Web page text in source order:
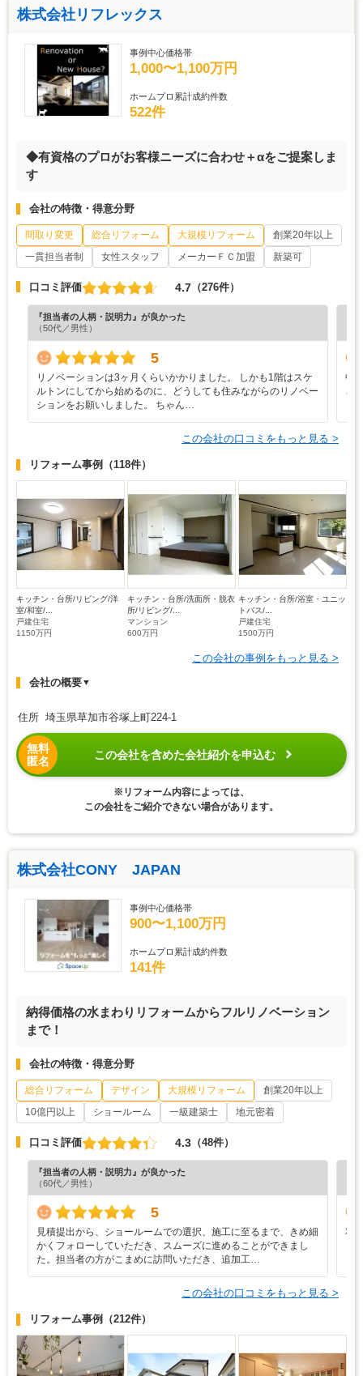
株式会社リフレックス
事例中心価格帯
1,000〜1,100万円
ホームプロ累計成約件数
522件
◆有資格のプロがお客様ニーズに合わせ＋αをご提案しま
す
会社の特徴・得意分野
間取り変更 総合リフォーム 大規模リフォーム
創業20年以上
一貫担当者制
女性スタッフ メーカーＦＣ加盟 新築可
口コミ評価 4.7 （276件）
『担当者の人柄・説明力』が良かった
（50代／男性）
5
リノベーションは3ヶ月くらいかかりました。 しかも1階はスケ
ルトンにしてから始めるのに、どうしても住みながらのリノベー
ションをお願いしました。 ちゃん…
中
さ
この会社の口コミをもっと見る >
リフォーム事例 （118件）
キッチン・台所/リビング/洋
室/和室/...
戸建住宅
1150万円
キッチン・台所/洗面所・脱衣
所/リビング/...
マンション
600万円
キッチン・台所/浴室・ユニッ
トバス/...
戸建住宅
1500万円
この会社の事例をもっと見る >
会社の概要▼
住所 埼玉県草加市谷塚上町224-1
無料
匿名
この会社を含めた会社紹介を申込む
※リフォーム内容によっては、
この会社をご紹介できない場合があります。
株式会社CONY JAPAN
事例中心価格帯
900〜1,100万円
ホームプロ累計成約件数
141件
納得価格の水まわりリフォームからフルリノベーション
まで！
会社の特徴・得意分野
総合リフォーム デザイン 大規模リフォーム
創業20年以上
10億円以上
ショールーム 一級建築士 地元密着
口コミ評価 4.3 （48件）
『担当者の人柄・説明力』が良かった
（60代／男性）
5
見積提出から、ショールームでの選択、施工に至るまで、きめ細
かくフォローしていただき、スムーズに進めることができまし
た。担当者の方がこまめに訪問いただき、追加工…
私
この会社の口コミをもっと見る >
リフォーム事例 （212件）